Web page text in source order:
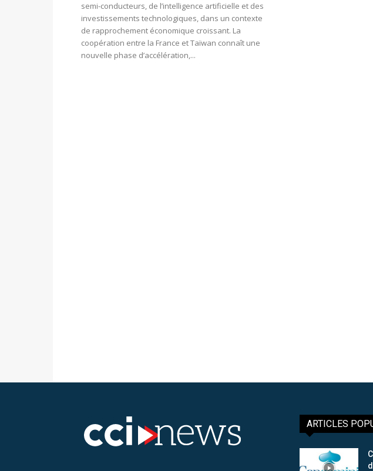
semi-conducteurs, de l’intelligence artificielle et des
investissements technologiques, dans un contexte
de rapprochement économique croissant. La
coopération entre la France et Taïwan connaît une
nouvelle phase d’accélération,...
ARTICLES